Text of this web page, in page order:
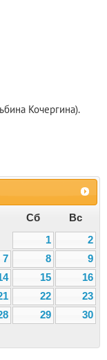
Кочергина).
Сб
Вс
1
2
7 8
9
15
16
22
23
29
30